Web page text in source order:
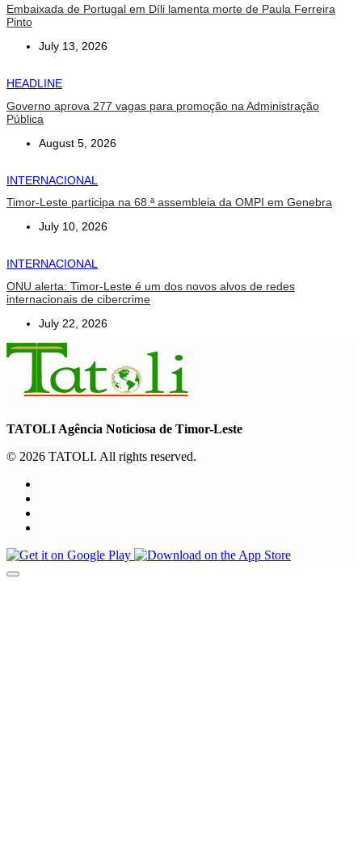
Embaixada de Portugal em Díli lamenta morte de Paula Ferreira
Pinto
July 13, 2026
HEADLINE
Governo aprova 277 vagas para promoção na Administração
Pública
August 5, 2026
INTERNACIONAL
Timor-Leste participa na 68.ª assembleia da OMPI em Genebra
July 10, 2026
INTERNACIONAL
ONU alerta: Timor-Leste é um dos novos alvos de redes
internacionais de cibercrime
July 22, 2026
TATOLI Agência Noticiosa de Timor-Leste
© 2026 TATOLI. All rights reserved.